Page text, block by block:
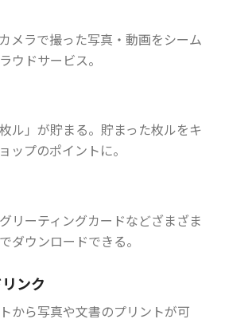
メラで撮った写真・動画をシーム
ウドサービス。
ル」が貯まる。貯まった枚ルをキ
ップのポイントに。
リーティングカードなどざまざま
ダウンロードできる。
ンク
から写真や文書のプリントが可